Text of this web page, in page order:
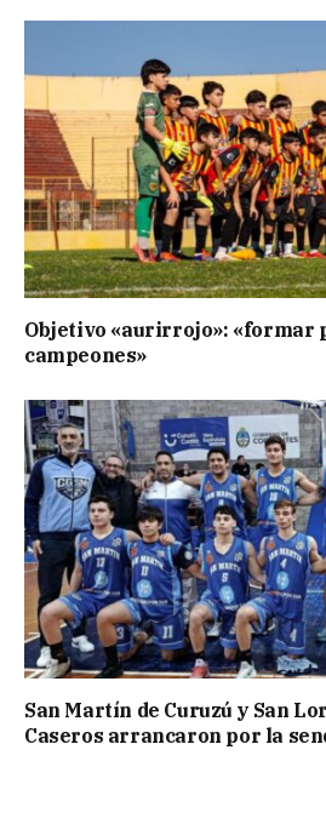
Objetivo «aurirrojo»: «formar
campeones»
San Martín de Curuzú y San
Caseros arrancaron por la